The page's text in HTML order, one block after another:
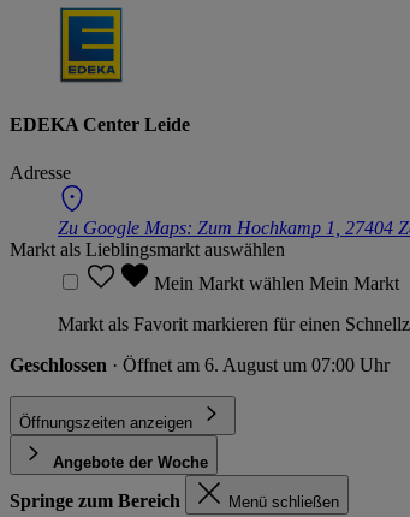
EDEKA Center Leide
Adresse
Zu Google Maps: Zum Hochkamp 1, 27404
Markt als Lieblingsmarkt auswählen
Mein Markt wählen Mein Markt
Markt als Favorit markieren für einen
Geschlossen · Öffnet am 6. August um 07:00 Uhr
Öffnungszeiten anzeigen
Angebote der Woche
Springe zum Bereich Menü schließen